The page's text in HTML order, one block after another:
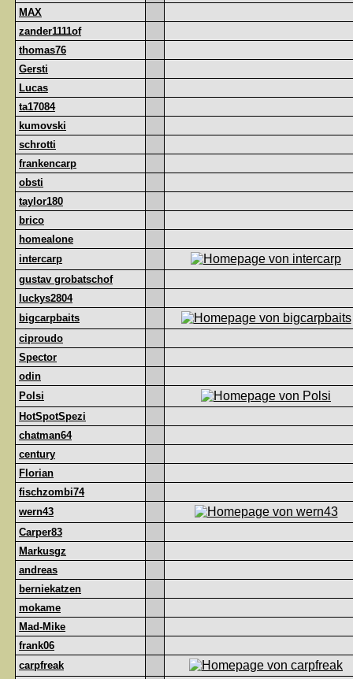
MAX
zander1111of
thomas76
Gersti
Lucas
ta17084
kumovski
schrotti
frankencarp
obsti
taylor180
brico
homealone
intercarp
gustav grobatschof
luckys2804
bigcarpbaits
ciproudo
Spector
odin
Polsi
HotSpotSpezi
chatman64
century
Florian
fischzombi74
wern43
Carper83
Markusgz
andreas
berniekatzen
mokame
Mad-Mike
frank06
carpfreak